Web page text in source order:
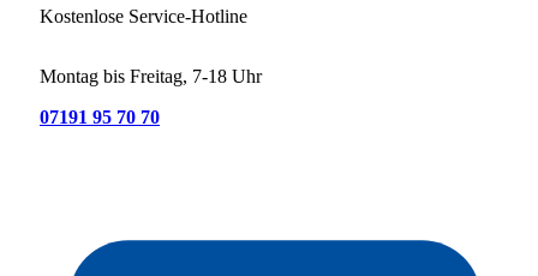
Kostenlose Service-Hotline
Montag bis Freitag, 7-18 Uhr
07191 95 70 70